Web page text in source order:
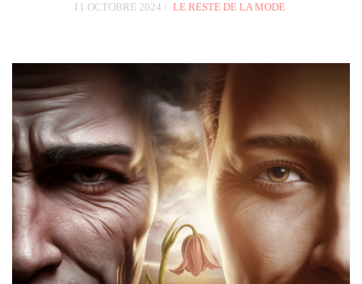
11 OCTOBRE 2024 LE RESTE DE LA MODE